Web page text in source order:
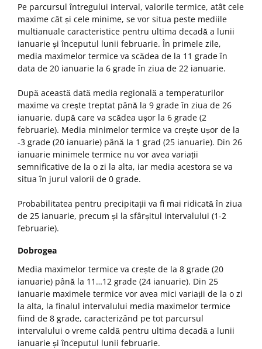
Pe parcursul întregului interval, valorile termice, atât cele
maxime cât și cele minime, se vor situa peste mediile
multianuale caracteristice pentru ultima decadă a lunii
ianuarie și începutul lunii februarie. În primele zile,
media maximelor termice va scădea de la 11 grade în
data de 20 ianuarie la 6 grade în ziua de 22 ianuarie.
După această dată media regională a temperaturilor
maxime va crește treptat până la 9 grade în ziua de 26
ianuarie, după care va scădea ușor la 6 grade (2
februarie). Media minimelor termice va crește ușor de la
-3 grade (20 ianuarie) până la 1 grad (25 ianuarie). Din 26
ianuarie minimele termice nu vor avea variații
semnificative de la o zi la alta, iar media acestora se va
situa în jurul valorii de 0 grade.
Probabilitatea pentru precipitații va fi mai ridicată în ziua
de 25 ianuarie, precum și la sfârșitul intervalului (1-2
februarie).
Dobrogea
Media maximelor termice va crește de la 8 grade (20
ianuarie) până la 11…12 grade (24 ianuarie). Din 25
ianuarie maximele termice vor avea mici variații de la o zi
la alta, la finalul intervalului media maximelor termice
fiind de 8 grade, caracterizând pe tot parcursul
intervalului o vreme caldă pentru ultima decadă a lunii
ianuarie și începutul lunii februarie.